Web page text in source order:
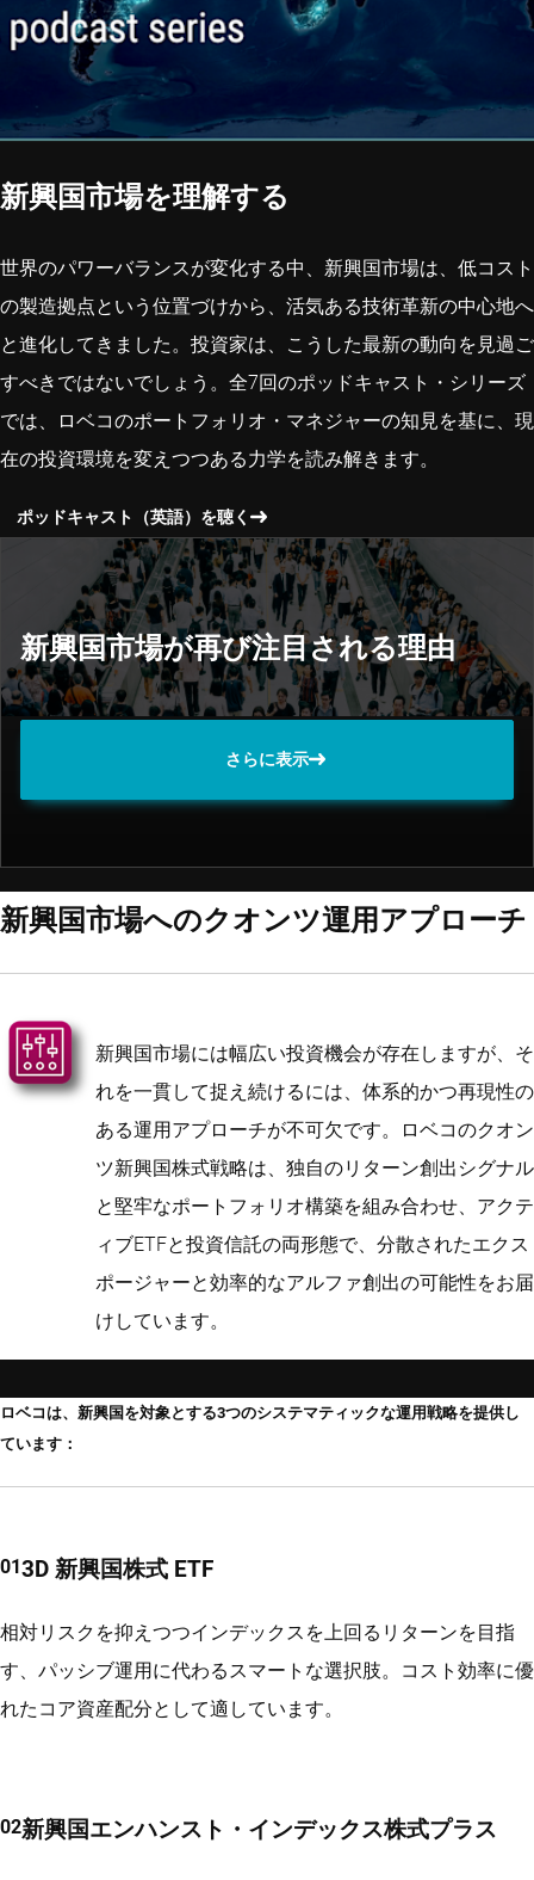
新興国市場を理解する
世界のパワーバランスが変化する中、新興国市場は、低コスト
の製造拠点という位置づけから、活気ある技術革新の中心地へ
と進化してきました。投資家は、こうした最新の動向を見過ご
すべきではないでしょう。全7回のポッドキャスト・シリーズ
では、ロベコのポートフォリオ・マネジャーの知見を基に、現
在の投資環境を変えつつある力学を読み解きます。
ポッドキャスト（英語）を聴く
新興国市場が再び注目される理由
さらに表示
新興国市場へのクオンツ運用アプローチ
新興国市場には幅広い投資機会が存在しますが、そ
れを一貫して捉え続けるには、体系的かつ再現性の
ある運用アプローチが不可欠です。ロベコのクオン
ツ新興国株式戦略は、独自のリターン創出シグナル
と堅牢なポートフォリオ構築を組み合わせ、アクテ
ィブETFと投資信託の両形態で、分散されたエクス
ポージャーと効率的なアルファ創出の可能性をお届
けしています。
ロベコは、新興国を対象とする3つのシステマティックな運用戦略を提供し
ています：
3D 新興国株式 ETF
相対リスクを抑えつつインデックスを上回るリターンを目指
す、パッシブ運用に代わるスマートな選択肢。コスト効率に優
れたコア資産配分として適しています。
新興国エンハンスト・インデックス株式プラス